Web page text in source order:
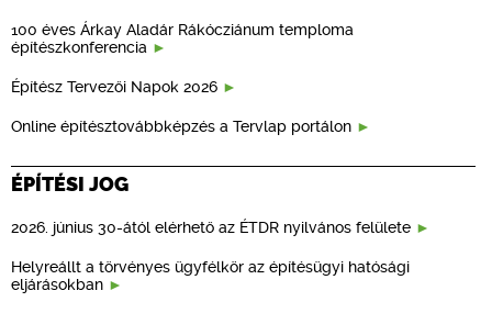
100 éves Árkay Aladár Rákócziánum temploma
építészkonferencia
Építész Tervezői Napok 2026
Online építésztovábbképzés a Tervlap portálon
ÉPÍTÉSI JOG
2026. június 30-ától elérhető az ÉTDR nyilvános felülete
Helyreállt a törvényes ügyfélkör az építésügyi hatósági
eljárásokban